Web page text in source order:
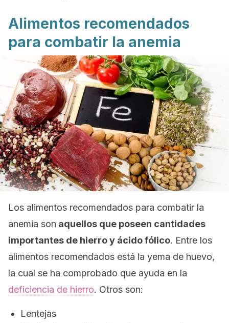
Alimentos recomendados
para combatir la anemia
Los alimentos recomendados para combatir la
anemia son aquellos que poseen cantidades
importantes de hierro y ácido fólico. Entre los
alimentos recomendados está la yema de huevo,
la cual se ha comprobado que ayuda en la
deficiencia de hierro. Otros son:
Lentejas